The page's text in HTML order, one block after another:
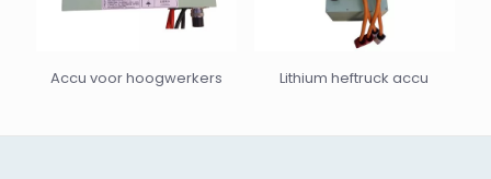
Accu voor hoogwerkers Lithium heftruck accu